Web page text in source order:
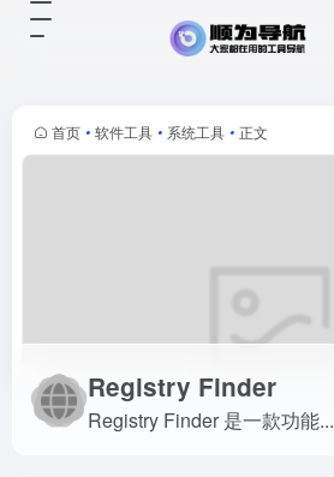
首页 • 软件工具 • 系统工具 • 正文
Registry Finder
Registry Finder 是一款功能...